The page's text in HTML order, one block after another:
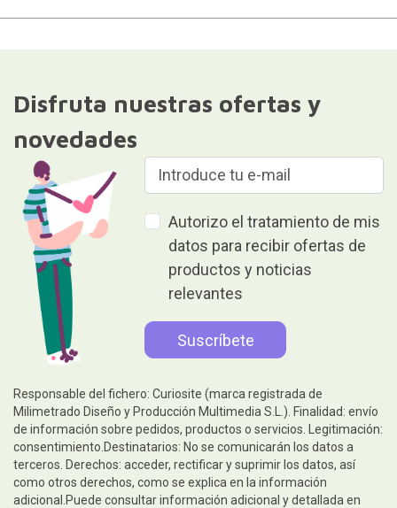
Disfruta nuestras ofertas y
novedades
Autorizo el tratamiento de mis
datos para recibir ofertas de
productos y noticias
relevantes
Responsable del fichero: Curiosite (marca registrada de
Milimetrado Diseño y Producción Multimedia S.L.). Finalidad: envío
de información sobre pedidos, productos o servicios. Legitimación:
consentimiento.Destinatarios: No se comunicarán los datos a
terceros. Derechos: acceder, rectificar y suprimir los datos, así
como otros derechos, como se explica en la información
adicional.Puede consultar información adicional y detallada en